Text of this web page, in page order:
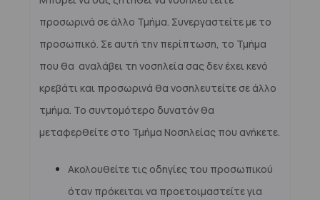
προσωρινά σε άλλο Τμήμα. Συνεργαστείτε με το
προσωπικό. Σε αυτή την περίπτωση, το Τμήμα
που θα αναλάβει τη νοσηλεία σας δεν έχει κενό
κρεβάτι και προσωρινά θα νοσηλευτείτε σε άλλο
τμήμα. Το συντομότερο δυνατόν θα
μεταφερθείτε στο Τμήμα Νοσηλείας που ανήκετε.
Ακολουθείτε τις οδηγίες του προσωπικού
όταν πρόκειται να προετοιμαστείτε για